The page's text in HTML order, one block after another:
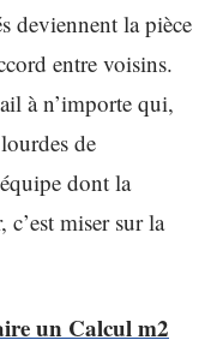
deviennent la pièce
entre voisins.
à n’importe qui,
de
dont la
c’est miser sur la
un Calcul m2